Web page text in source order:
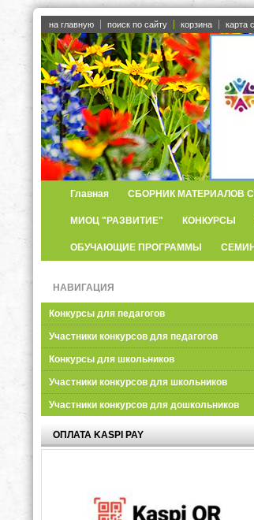
на главную поиск по сайту корзина карта
Главная СБОРНИК МАТЕРИАЛОВ
МИОЦ "РАЗВИТИЕ" КОНКУРСЫ
ОБУЧАЮЩИЕ ПРОГРАММЫ
НАВИГАЦИЯ
Конкурсы для педагогов
Участники конкурсов для педагогов
Конкурсы для школьников
Участники конкурсов для школьников
Участники конкурсов для дошкольников
ОПЛАТА KASPI PAY